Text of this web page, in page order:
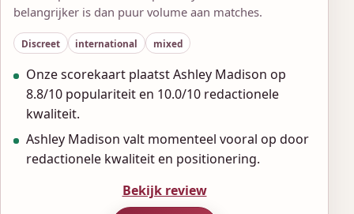
belangrijker is dan puur volume aan matches.
Discreet international mixed
Onze scorekaart plaatst Ashley Madison op
8.8/10 populariteit en 10.0/10 redactionele
kwaliteit.
Ashley Madison valt momenteel vooral op door
redactionele kwaliteit en positionering.
Bekijk review